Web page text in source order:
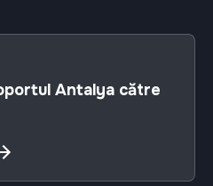
Antalya către